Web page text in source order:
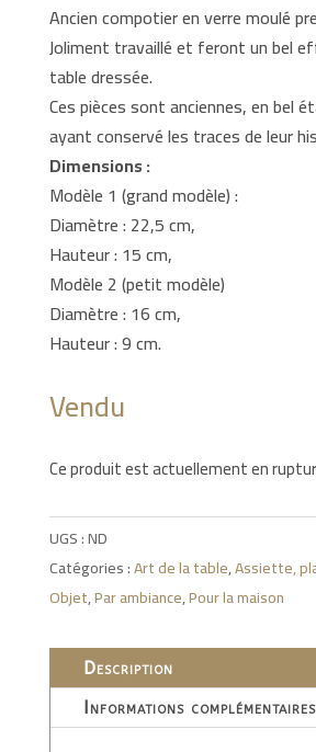
Ancien compotier en verre moulé
Joliment travaillé et feront un bel
table dressée.
Ces pièces sont anciennes, en bel
ayant conservé les traces de leur
Dimensions :
Modèle 1 (grand modèle) :
Diamètre : 22,5 cm,
Hauteur : 15 cm,
Modèle 2 (petit modèle)
Diamètre : 16 cm,
Hauteur : 9 cm.
Vendu
Ce produit est actuellement en
UGS :ND
Catégories :Art de la table,Assiette,
Objet,Par ambiance,Pour la maison
Description
Informations complémentaires